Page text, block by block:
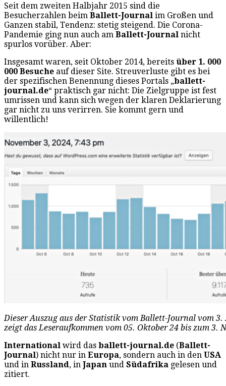
Seit dem zweiten Halbjahr 2015 sind die
Besucherzahlen beim Ballett-Journal im Großen und
Ganzen stabil, Tendenz: stetig steigend. Die Corona-
Pandemie ging nun auch am Ballett-Journal nicht
spurlos vorüber. Aber:
Insgesamt waren, seit Oktober 2014, bereits über 1. 000
000 Besuche auf dieser Site. Streuverluste gibt es bei
der spezifischen Benennung dieses Portals „ballett-
journal.de“ praktisch gar nicht: Die Zielgruppe ist fest
umrissen und kann sich wegen der klaren Deklarierung
gar nicht zu uns verirren. Sie kommt gern und
willentlich!
Dieser Auszug aus der Statistik vom Ballett-Journal vom
zeigt das Leseraufkommen vom 05. Oktober 24 bis zum
International wird das ballett-journal.de (Ballett-
Journal) nicht nur in Europa, sondern auch in den USA
und in Russland, in Japan und Südafrika gelesen und
zitiert.